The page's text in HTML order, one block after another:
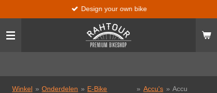
direct
naar
hoofdinhoud
Design your own bike
Winkel » Onderdelen » E-Bike
» Accu's » Accu